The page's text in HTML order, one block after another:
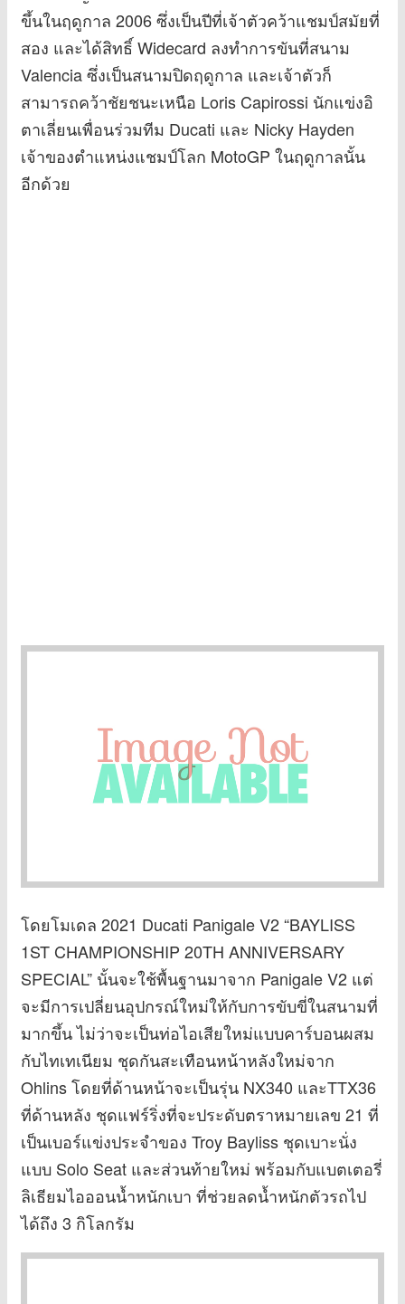
ขึ้นในฤดูกาล 2006 ซึ่งเป็นปีที่เจ้าตัวคว้าแชมป์สมัยที่
สอง และได้สิทธิ์ Widecard ลงทำการขันที่สนาม
Valencia ซึ่งเป็นสนามปิดฤดูกาล และเจ้าตัวก็
สามารถคว้าชัยชนะเหนือ Loris Capirossi นักแข่งอิ
ตาเลี่ยนเพื่อนร่วมทีม Ducati และ Nicky Hayden
เจ้าของตำแหน่งแชมป์โลก MotoGP ในฤดูกาลนั้น
อีกด้วย
โดยโมเดล 2021 Ducati Panigale V2 “BAYLISS
1ST CHAMPIONSHIP 20TH ANNIVERSARY
SPECIAL” นั้นจะใช้พื้นฐานมาจาก Panigale V2 แต่
จะมีการเปลี่ยนอุปกรณ์ใหม่ให้กับการขับขี่ในสนามที่
มากขึ้น ไม่ว่าจะเป็นท่อไอเสียใหม่แบบคาร์บอนผสม
กับไทเทเนียม ชุดกันสะเทือนหน้าหลังใหม่จาก
Ohlins โดยที่ด้านหน้าจะเป็นรุ่น NX340 และTTX36
ที่ด้านหลัง ชุดแฟร์ริ่งที่จะประดับตราหมายเลข 21 ที่
เป็นเบอร์แข่งประจำของ Troy Bayliss ชุดเบาะนั่ง
แบบ Solo Seat และส่วนท้ายใหม่ พร้อมกับแบตเตอรี่
ลิเธียมไอออนน้ำหนักเบา ที่ช่วยลดน้ำหนักตัวรถไป
ได้ถึง 3 กิโลกรัม